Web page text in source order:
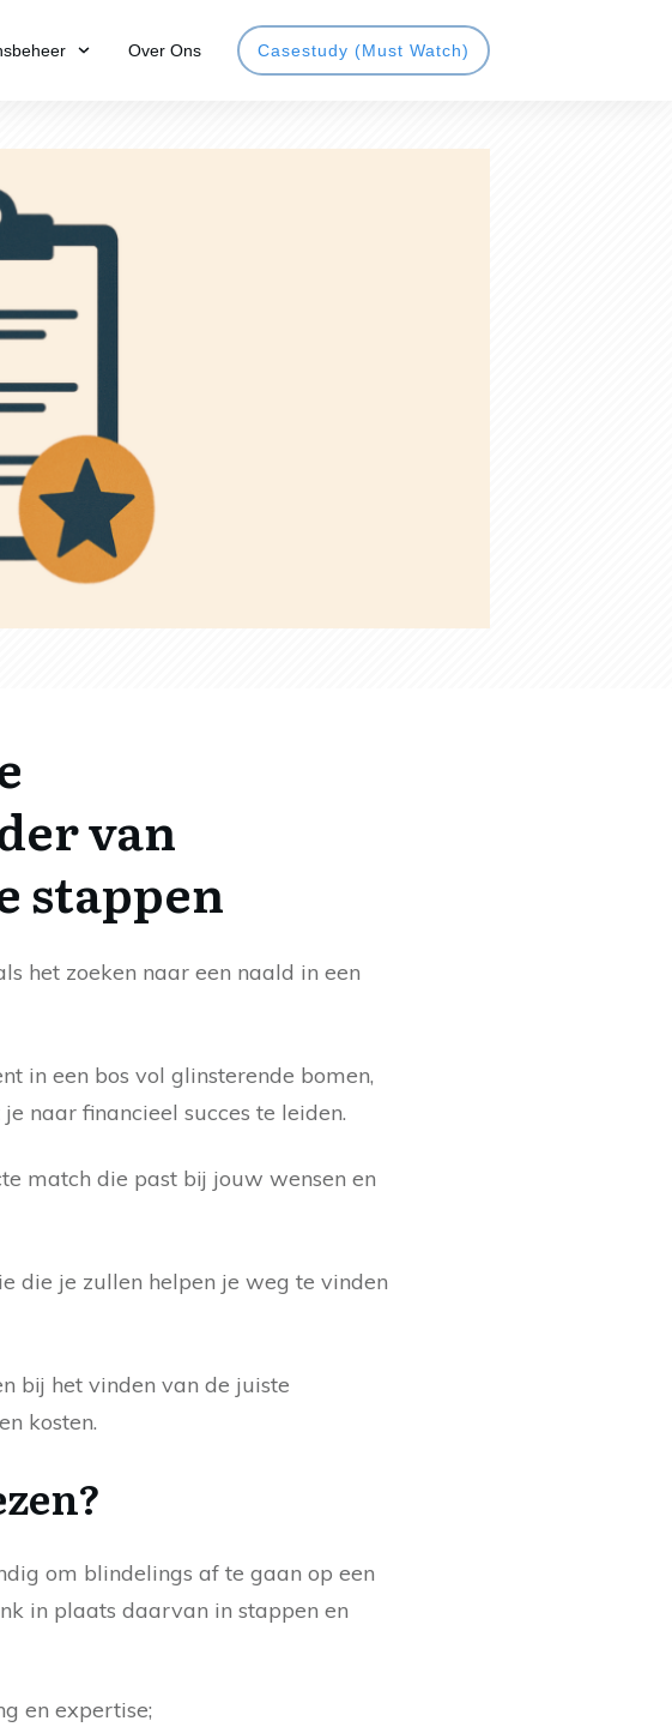
Over Ons Casestudy (Must Watch)
van
stappen
het zoeken naar een naald in een
in een bos vol glinsterende bomen,
naar financieel succes te leiden.
match die past bij jouw wensen en
die je zullen helpen je weg te vinden
bij het vinden van de juiste
en kosten.
om blindelings af te gaan op een
in plaats daarvan in stappen en
en expertise;